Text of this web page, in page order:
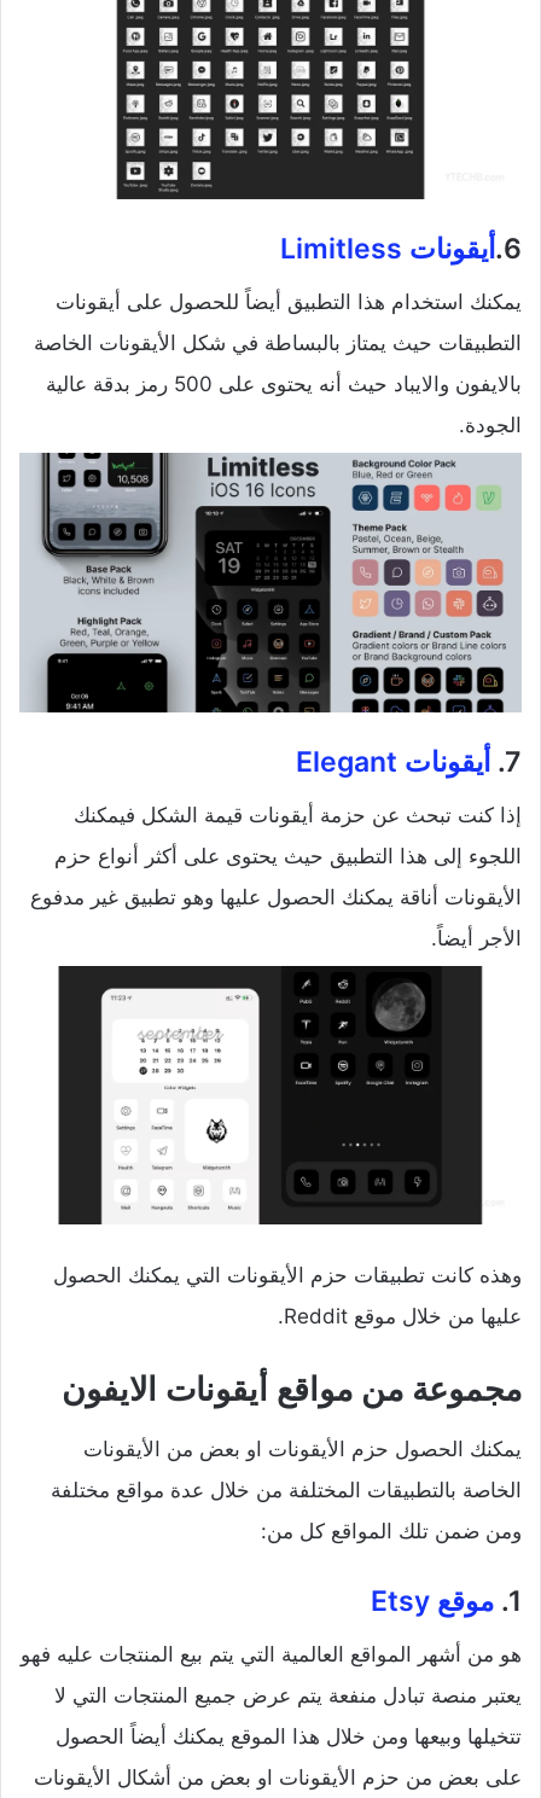
6. أيقونات Limitless
يمكنك استخدام هذا التطبيق أيضاً للحصول على أيقونات
التطبيقات حيث يمتاز بالبساطة في شكل الأيقونات الخاصة
بالايفون والايباد حيث أنه يحتوى على 500 رمز بدقة عالية
الجودة.
7. أيقونات Elegant
إذا كنت تبحث عن حزمة أيقونات قيمة الشكل فيمكنك
اللجوء إلى هذا التطبيق حيث يحتوى على أكثر أنواع حزم
الأيقونات أناقة يمكنك الحصول عليها وهو تطبيق غير مدفوع
الأجر أيضاً.
وهذه كانت تطبيقات حزم الأيقونات التي يمكنك الحصول
عليها من خلال موقع Reddit.
مجموعة من مواقع أيقونات الايفون
يمكنك الحصول حزم الأيقونات او بعض من الأيقونات
الخاصة بالتطبيقات المختلفة من خلال عدة مواقع مختلفة
ومن ضمن تلك المواقع كل من:
1. موقع Etsy
هو من أشهر المواقع العالمية التي يتم بيع المنتجات عليه فهو
يعتبر منصة تبادل منفعة يتم عرض جميع المنتجات التي لا
تتخيلها وبيعها ومن خلال هذا الموقع يمكنك أيضاً الحصول
على بعض من حزم الأيقونات او بعض من أشكال الأيقونات